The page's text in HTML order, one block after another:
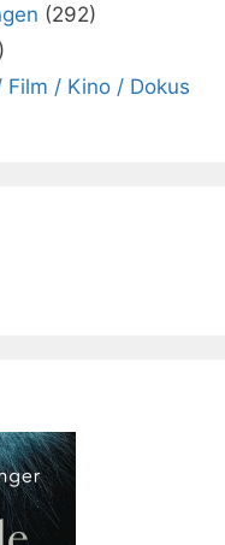
(292)
/ Kino / Dokus